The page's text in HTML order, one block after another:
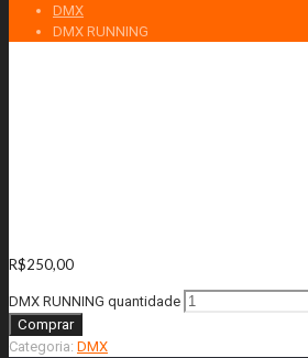
DMX
DMX RUNNING
R$250,00
DMX RUNNING quantidade
Comprar
Categoria: DMX